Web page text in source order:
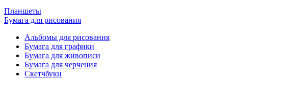
Планшеты
Бумага для рисования
Альбомы для рисования
Бумага для графики
Бумага для живописи
Бумага для черчения
Скетчбуки